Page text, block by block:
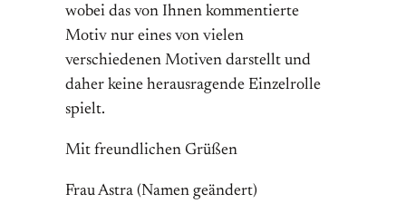
wobei das von Ihnen kommentierte
Motiv nur eines von vielen
verschiedenen Motiven darstellt und
daher keine herausragende Einzelrolle
spielt.
Mit freundlichen Grüßen
Frau Astra (Namen geändert)